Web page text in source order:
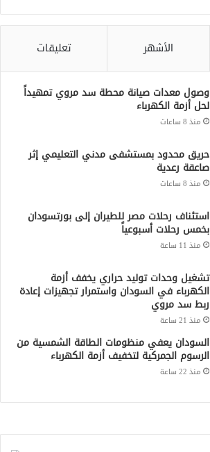
الأشهر تعليقات
وصول معدات صيانة محطة سد مروي تمهيداً
لحل أزمة الكهرباء
منذ 8 ساعات
حريق محدود بمستشفى مدني التعليمي إثر
صاعقة رعدية
منذ 8 ساعات
استئناف رحلات مصر للطيران إلى بورتسودان
بخمس رحلات أسبوعياً
منذ 11 ساعة
تشغيل وحدات توليد حراري يخفف أزمة
الكهرباء في السودان واستمرار تجهيزات إعادة
ربط سد مروي
منذ 21 ساعة
السودان يعفي منظومات الطاقة الشمسية من
الرسوم الجمركية لتخفيف أزمة الكهرباء
منذ 22 ساعة